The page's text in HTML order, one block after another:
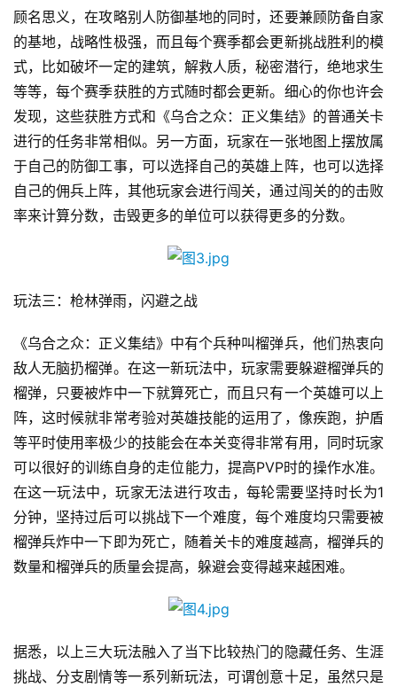
戏
业
界
手
机
游
戏
单
休
闲
游
戏
2
0
2
5
第
十
三
奖
顾名思义，在攻略别人防御基地的同时，还要兼顾防备自家
的基地，战略性极强，而且每个赛季都会更新挑战胜利的模
式，比如破坏一定的建筑，解救人质，秘密潜行，绝地求生
等等，每个赛季获胜的方式随时都会更新。细心的你也许会
发现，这些获胜方式和《乌合之众：正义集结》的普通关卡
进行的任务非常相似。另一方面，玩家在一张地图上摆放属
于自己的防御工事，可以选择自己的英雄上阵，也可以选择
自己的佣兵上阵，其他玩家会进行闯关，通过闯关的的击败
率来计算分数，击毁更多的单位可以获得更多的分数。
玩法三：枪林弹雨，闪避之战
《乌合之众：正义集结》中有个兵种叫榴弹兵，他们热衷向
敌人无脑扔榴弹。在这一新玩法中，玩家需要躲避榴弹兵的
榴弹，只要被炸中一下就算死亡，而且只有一个英雄可以上
阵，这时候就非常考验对英雄技能的运用了，像疾跑，护盾
等平时使用率极少的技能会在本关变得非常有用，同时玩家
可以很好的训练自身的走位能力，提高PVP时的操作水准。
在这一玩法中，玩家无法进行攻击，每轮需要坚持时长为1
分钟，坚持过后可以挑战下一个难度，每个难度均只需要被
榴弹兵炸中一下即为死亡，随着关卡的难度越高，榴弹兵的
数量和榴弹兵的质量会提高，躲避会变得越来越困难。
据悉，以上三大玩法融入了当下比较热门的隐藏任务、生涯
挑战、分支剧情等一系列新玩法，可谓创意十足，虽然只是